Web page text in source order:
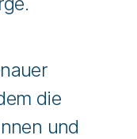
die
und